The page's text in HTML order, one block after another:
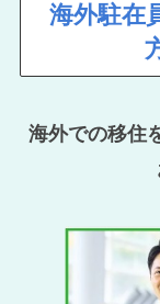
海外駐在
海外での移住